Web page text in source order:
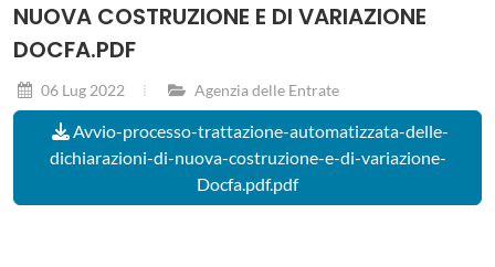
NUOVA COSTRUZIONE E DI VARIAZIONE
DOCFA.PDF
06 Lug 2022 Agenzia delle Entrate
Avvio-processo-trattazione-automatizzata-delle-
dichiarazioni-di-nuova-costruzione-e-di-variazione-
Docfa.pdf.pdf